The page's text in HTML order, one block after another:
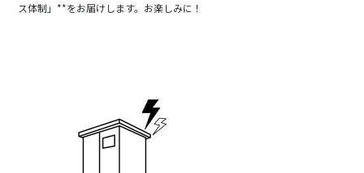
ス体制」**をお届けします。お楽しみに！